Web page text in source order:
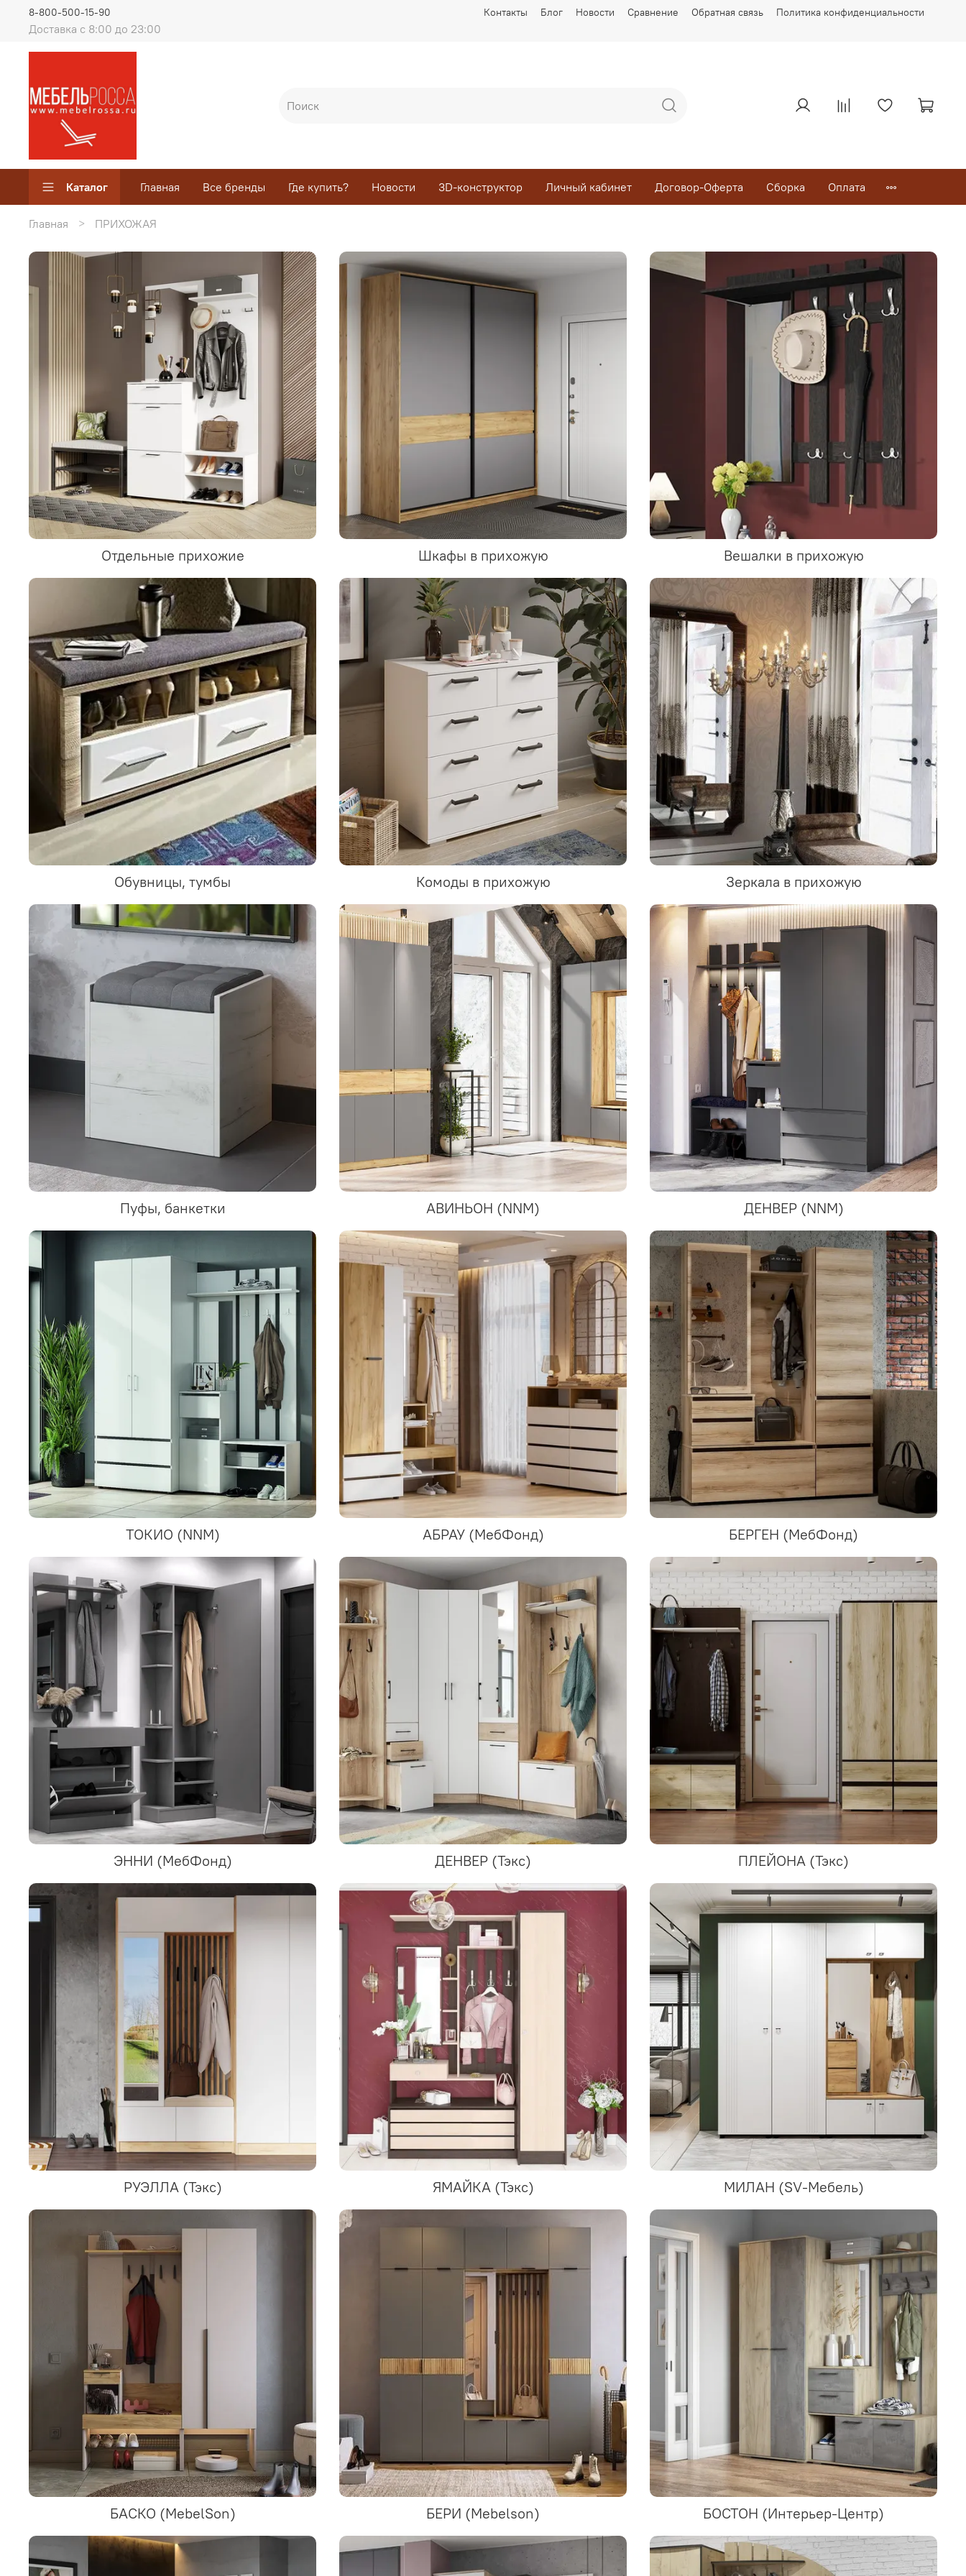
Контакты Блог Новости Сравнение Обратная связь Политика конфиденциальности
Доставка с 8:00 до 23:00
8-800-500-15-90
Каталог Главная Все бренды Где купить? Новости 3D-конструктор Личный кабинет Договор-Оферта Сборка Оплата
Главная ПРИХОЖАЯ
Отдельные прихожие Шкафы в прихожую Вешалки в прихожую
Обувницы, тумбы Комоды в прихожую Зеркала в прихожую
Пуфы, банкетки АВИНЬОН (NNM) ДЕНВЕР (NNM)
ТОКИО (NNM) АБРАУ (МебФонд) БЕРГЕН (МебФонд)
ЭННИ (МебФонд) ДЕНВЕР (Тэкс) ПЛЕЙОНА (Тэкс)
РУЭЛЛА (Тэкс) ЯМАЙКА (Тэкс) МИЛАН (SV-Мебель)
БАСКО (MebelSon) БЕРИ (Mebelson) БОСТОН (Интерьер-Центр)